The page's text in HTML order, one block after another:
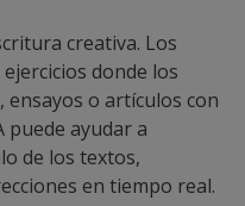
creativa. Los
donde los
o artículos con
puede ayudar a
de los textos,
en tiempo real.